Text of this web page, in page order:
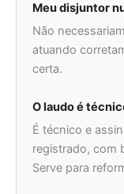
Meu disjuntor
Não
atuando
certa.
O laudo é
É técnico e
registrado, com
Serve para